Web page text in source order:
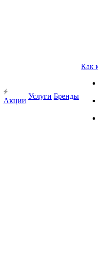
Акции
Услуги Бренды
Как